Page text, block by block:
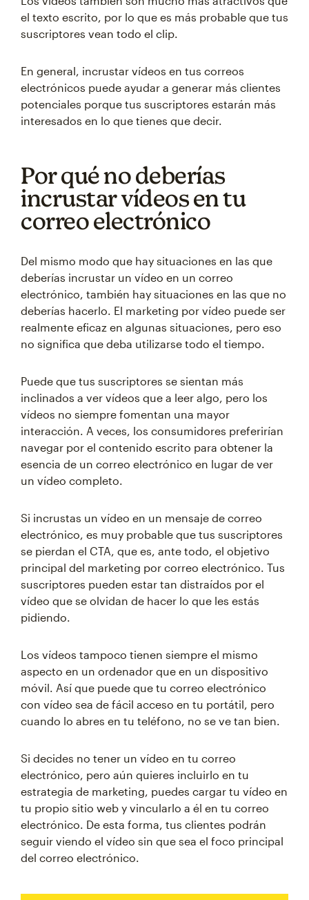
el texto escrito, por lo que es más probable que tus
suscriptores vean todo el clip.
En general, incrustar vídeos en tus correos
electrónicos puede ayudar a generar más clientes
potenciales porque tus suscriptores estarán más
interesados en lo que tienes que decir.
Por qué no deberías
incrustar vídeos en tu
correo electrónico
Del mismo modo que hay situaciones en las que
deberías incrustar un vídeo en un correo
electrónico, también hay situaciones en las que no
deberías hacerlo. El marketing por vídeo puede ser
realmente eficaz en algunas situaciones, pero eso
no significa que deba utilizarse todo el tiempo.
Puede que tus suscriptores se sientan más
inclinados a ver vídeos que a leer algo, pero los
vídeos no siempre fomentan una mayor
interacción. A veces, los consumidores preferirían
navegar por el contenido escrito para obtener la
esencia de un correo electrónico en lugar de ver
un vídeo completo.
Si incrustas un vídeo en un mensaje de correo
electrónico, es muy probable que tus suscriptores
se pierdan el CTA, que es, ante todo, el objetivo
principal del marketing por correo electrónico. Tus
suscriptores pueden estar tan distraídos por el
vídeo que se olvidan de hacer lo que les estás
pidiendo.
Los vídeos tampoco tienen siempre el mismo
aspecto en un ordenador que en un dispositivo
móvil. Así que puede que tu correo electrónico
con vídeo sea de fácil acceso en tu portátil, pero
cuando lo abres en tu teléfono, no se ve tan bien.
Si decides no tener un vídeo en tu correo
electrónico, pero aún quieres incluirlo en tu
estrategia de marketing, puedes cargar tu vídeo en
tu propio sitio web y vincularlo a él en tu correo
electrónico. De esta forma, tus clientes podrán
seguir viendo el vídeo sin que sea el foco principal
del correo electrónico.